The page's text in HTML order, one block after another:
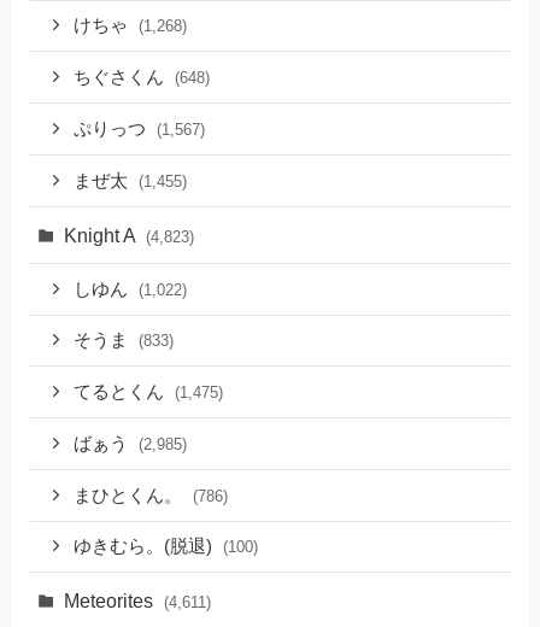
けちゃ (1,268)
ちぐさくん (648)
ぷりっつ (1,567)
まぜ太 (1,455)
Knight A (4,823)
しゆん (1,022)
そうま (833)
てるとくん (1,475)
ばぁう (2,985)
まひとくん。 (786)
ゆきむら。(脱退) (100)
Meteorites (4,611)